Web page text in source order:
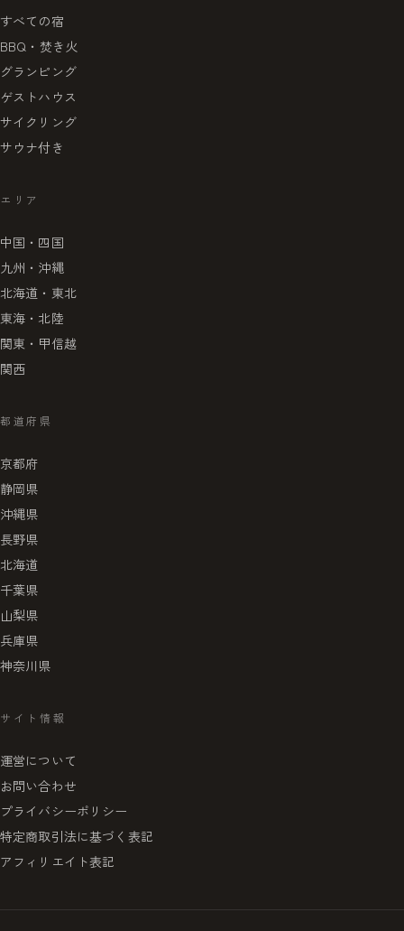
すべての宿
BBQ・焚き火
グランピング
ゲストハウス
サイクリング
サウナ付き
エリア
中国・四国
九州・沖縄
北海道・東北
東海・北陸
関東・甲信越
関西
都道府県
京都府
静岡県
沖縄県
長野県
北海道
千葉県
山梨県
兵庫県
神奈川県
サイト情報
運営について
お問い合わせ
プライバシーポリシー
特定商取引法に基づく表記
アフィリエイト表記